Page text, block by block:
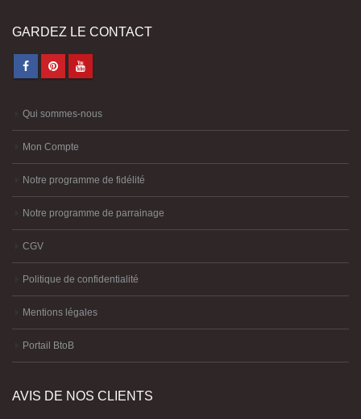
GARDEZ LE CONTACT
Qui sommes-nous
Mon Compte
Notre programme de fidélité
Notre programme de parrainage
CGV
Politique de confidentialité
Mentions légales
Portail BtoB
AVIS DE NOS CLIENTS